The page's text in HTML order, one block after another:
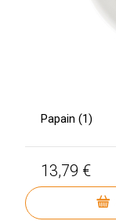
Papain (1)
13,79 €